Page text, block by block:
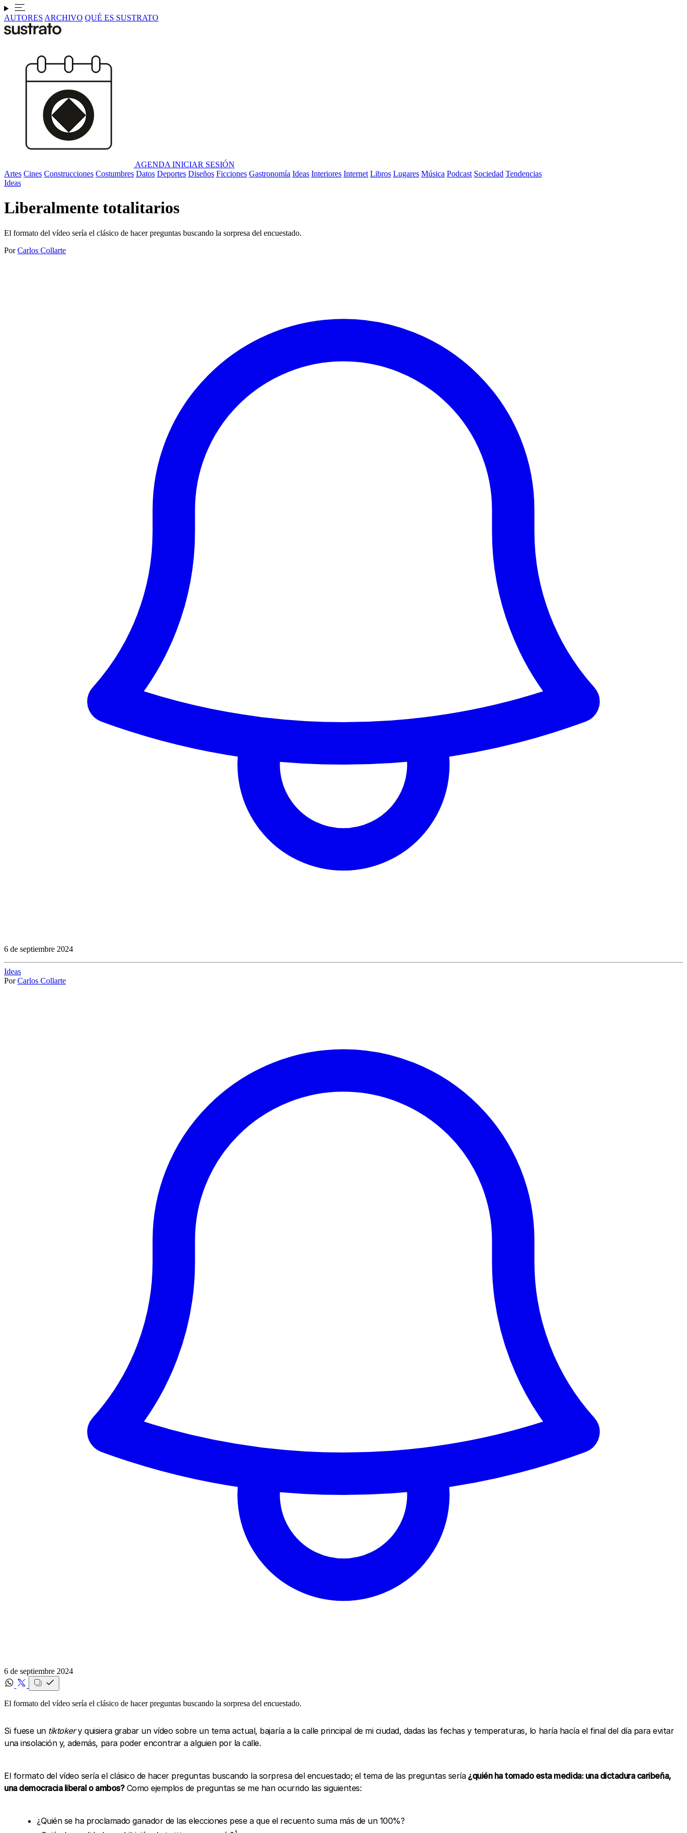
AUTORES ARCHIVO QUÉ ES SUSTRATO
AGENDA INICIAR SESIÓN
Artes Cines Construcciones Costumbres Datos Deportes Diseños Ficciones Gastronomía Ideas Interiores Internet Libros Lugares Música Podcast Sociedad Tendencias
Ideas
Liberalmente totalitarios
El formato del vídeo sería el clásico de hacer preguntas buscando la sorpresa del encuestado.
Por Carlos Collarte
6 de septiembre 2024
Ideas
Por Carlos Collarte
6 de septiembre 2024
El formato del vídeo sería el clásico de hacer preguntas buscando la sorpresa del encuestado.
Si fuese un tiktokery quisiera grabar un vídeo sobre un tema actual, bajaría a la calle principal de mi ciudad, dadas las fechas y temperaturas, lo haría hacía el final del día para evitar
una insolación y, además, para poder encontrar a alguien por la calle.
El formato del vídeo sería el clásico de hacer preguntas buscando la sorpresa del encuestado; el tema de las preguntas sería¿quién ha tomado esta medida: una dictadura caribeña,
una democracia liberal o ambos?Como ejemplos de preguntas se me han ocurrido las siguientes:
¿Quién se ha proclamado ganador de las elecciones pese a que el recuento suma más de un 100%?